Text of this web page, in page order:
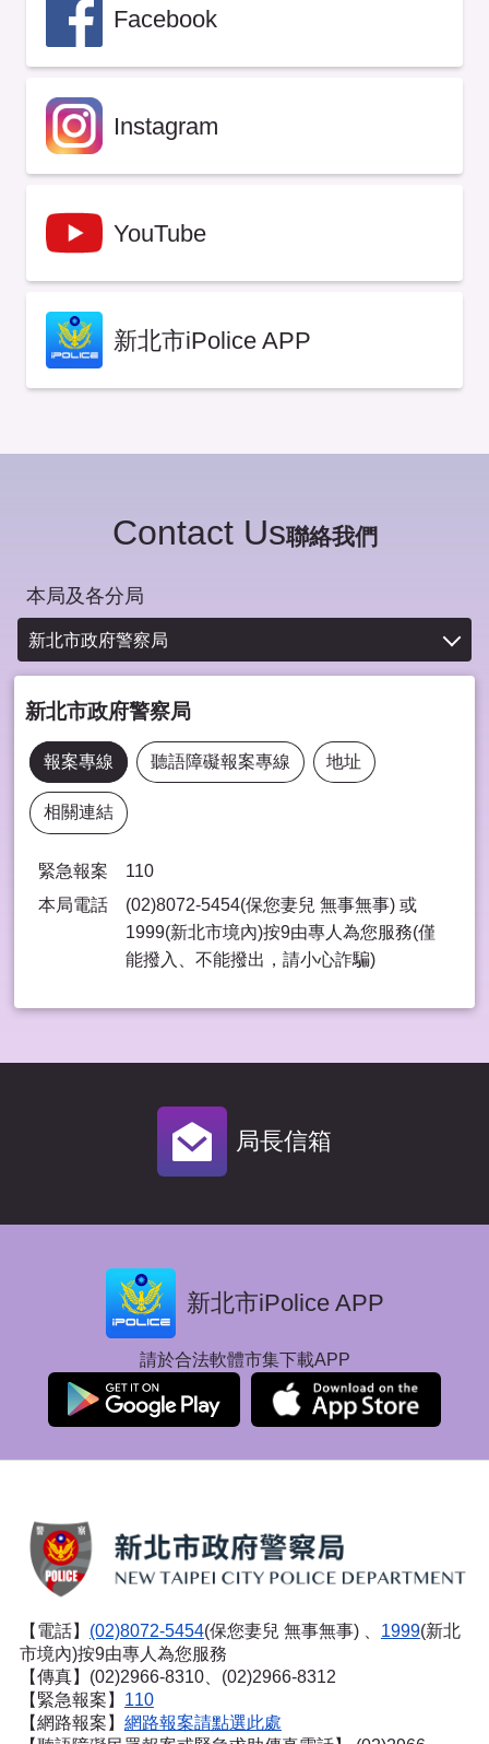
Facebook
Instagram
YouTube
新北市iPolice APP
Contact Us聯絡我們
本局及各分局
新北市政府警察局
新北市政府警察局
報案專線 聽語障礙報案專線 地址
相關連結
緊急報案
110
本局電話
(02)8072-5454(保您妻兒 無事無事) 或
1999(新北市境內)按9由專⼈為您服務(僅
能撥入、不能撥出，請⼩⼼詐騙)
局長信箱
新北市iPolice APP
請於合法軟體市集下載APP
【電話】 (02)8072-5454(保您妻兒 無事無事) 、 1999(新北
市境內)按9由專人為您服務
【傳真】(02)2966-8310、(02)2966-8312
【緊急報案】 110
【網路報案】 網路報案請點選此處